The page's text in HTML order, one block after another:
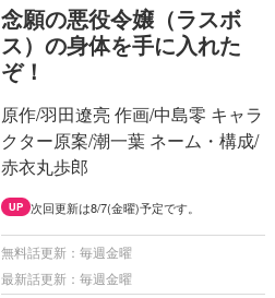
念願の悪役令嬢（ラスボ
ス）の身体を手に入れた
ぞ！
原作/羽田遼亮 作画/中島零 キャラ
クター原案/潮一葉 ネーム・構成/
赤衣丸歩郎
UP 次回更新は8/7(金曜)予定です。
無料話更新：毎週金曜
最新話更新：毎週金曜